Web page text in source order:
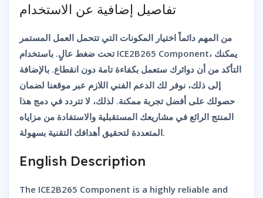
تفاصيل إضافية عن الاستخدام
من المهم دائماً اختيار المكونات التي تتحمل العمل المستمر
تحت ضغط عالٍ. باستخدام ICE2B265 Component، يمكنك
التأكد من أن دوائرك ستعمل بكفاءة تامة دون انقطاع. بالإضافة
إلى ذلك، نوفر لك الدعم الفني اللازم عبر موقعنا لضمان
حصولك على أفضل تجربة ممكنة. لذلك، لا تتردد في دمج هذا
المنتج الرائع في مشاريعك المستقبلية والاستفادة من مزاياه
المتعددة لتحقيق أهدافك التقنية بسهولة.
English Description
The ICE2B265 Component is a highly reliable and